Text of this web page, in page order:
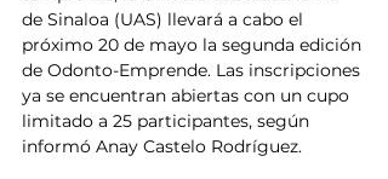
de Sinaloa (UAS) llevará a cabo el
próximo 20 de mayo la segunda edición
de Odonto-Emprende. Las inscripciones
ya se encuentran abiertas con un cupo
limitado a 25 participantes, según
informó Anay Castelo Rodríguez.